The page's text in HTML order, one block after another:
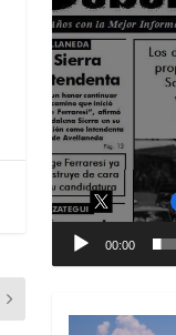
00:00